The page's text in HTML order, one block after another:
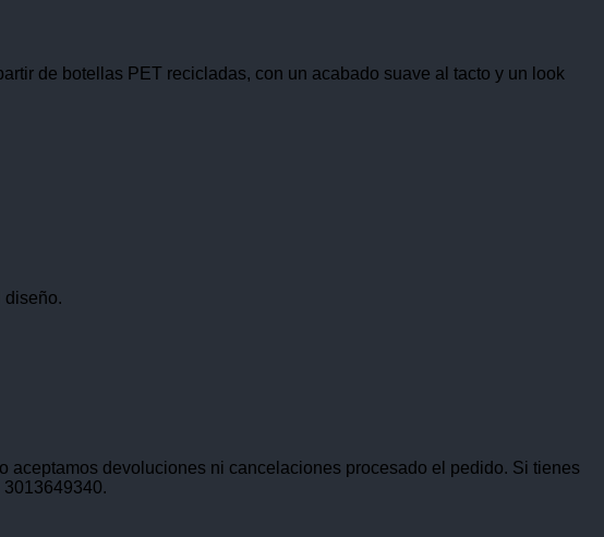
de botellas PET recicladas, con un acabado suave al tacto y un look
diseño.
aceptamos devoluciones ni cancelaciones procesado el pedido. Si tienes